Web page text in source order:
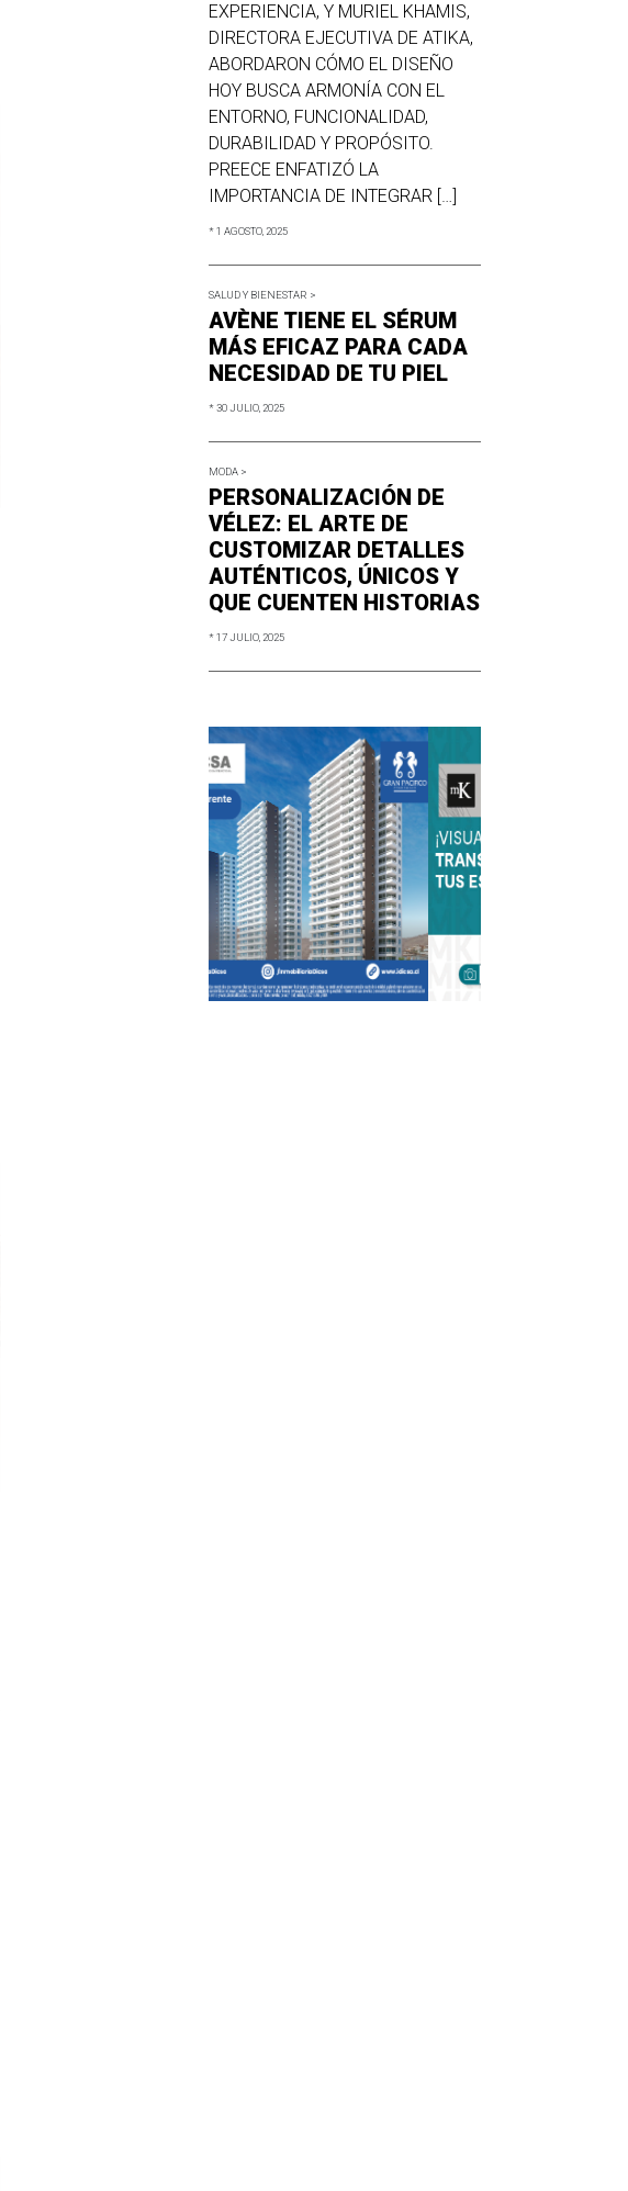
EXPERIENCIA, Y MURIEL KHAMIS,
DIRECTORA EJECUTIVA DE ATIKA,
ABORDARON CÓMO EL DISEÑO
HOY BUSCA ARMONÍA CON EL
ENTORNO, FUNCIONALIDAD,
DURABILIDAD Y PROPÓSITO.
PREECE ENFATIZÓ LA
IMPORTANCIA DE INTEGRAR […]
* 1 AGOSTO, 2025
SALUD Y BIENESTAR >
AVÈNE TIENE EL SÉRUM
MÁS EFICAZ PARA CADA
NECESIDAD DE TU PIEL
* 30 JULIO, 2025
MODA >
PERSONALIZACIÓN DE
VÉLEZ: EL ARTE DE
CUSTOMIZAR DETALLES
AUTÉNTICOS, ÚNICOS Y
QUE CUENTEN HISTORIAS
* 17 JULIO, 2025